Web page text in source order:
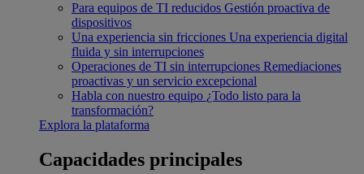
Para equipos de TI reducidos Gestión proactiva de
dispositivos
Una experiencia sin fricciones Una experiencia digital
fluida y sin interrupciones
Operaciones de TI sin interrupciones Remediaciones
proactivas y un servicio excepcional
Habla con nuestro equipo ¿Todo listo para la
transformación?
Explora la plataforma
Capacidades principales